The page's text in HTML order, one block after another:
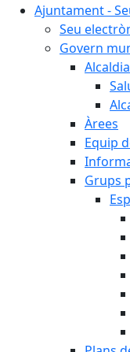
Ajuntament -
Seu
Govern
Alcaldia
Àrees
Equip
Grups